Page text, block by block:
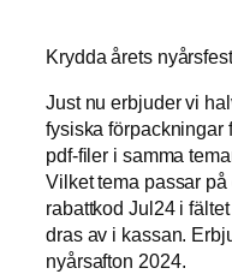
Krydda årets
Just nu erbjuder vi
fysiska förpackningar
pdf-filer i samma
Vilket tema passar
rabattkod Jul24 i
dras av i kassan.
nyårsafton 2024.